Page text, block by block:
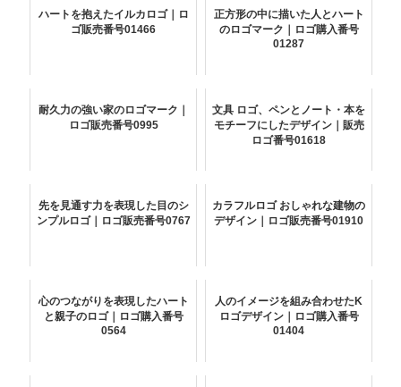
ハートを抱えたイルカロゴ｜ロ
ゴ販売番号01466
正方形の中に描いた人とハート
のロゴマーク｜ロゴ購入番号
01287
耐久力の強い家のロゴマーク｜
ロゴ販売番号0995
文具 ロゴ、ペンとノート・本を
モチーフにしたデザイン｜販売
ロゴ番号01618
先を見通す力を表現した目のシ
ンプルロゴ｜ロゴ販売番号0767
カラフルロゴ おしゃれな建物の
デザイン｜ロゴ販売番号01910
心のつながりを表現したハート
と親子のロゴ｜ロゴ購入番号
0564
人のイメージを組み合わせたK
ロゴデザイン｜ロゴ購入番号
01404